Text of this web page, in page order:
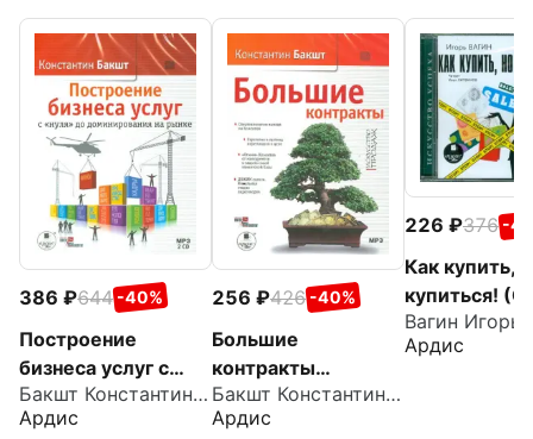
386 644 -40%
Построение
бизнеса услуг с
«нуля» до
доминирования на
Бакшт Константин Александрович
Ардис
256 426 -40%
Большие
контракты
(CDmp3)
Бакшт Константин Александрович
Ардис
226 376 -
Как купить,
купиться!
Ардис